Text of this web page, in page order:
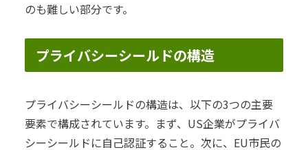
のも難しい部分です。
プライバシーシールドの構造
プライバシーシールドの構造は、以下の3つの主要
要素で構成されています。まず、US企業がプライバ
シーシールドに自己認証すること。次に、EU市民の